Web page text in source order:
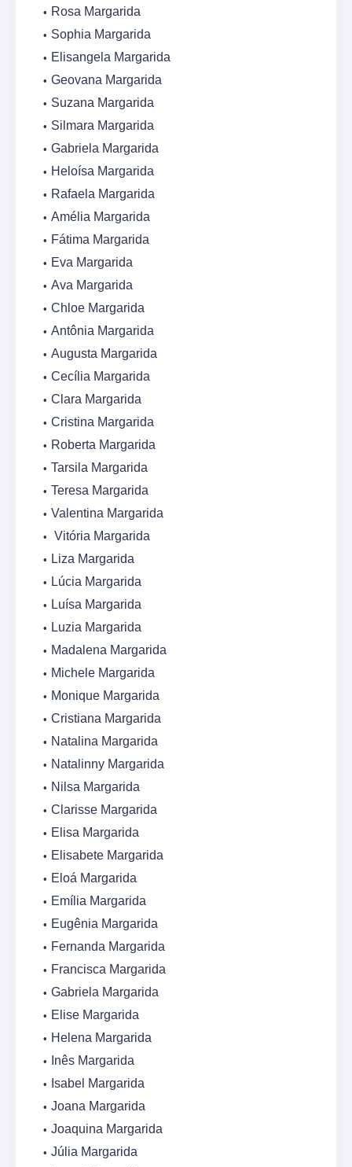
Rosa Margarida
Sophia Margarida
Elisangela Margarida
Geovana Margarida
Suzana Margarida
Silmara Margarida
Gabriela Margarida
Heloísa Margarida
Rafaela Margarida
Amélia Margarida
Fátima Margarida
Eva Margarida
Ava Margarida
Chloe Margarida
Antônia Margarida
Augusta Margarida
Cecília Margarida
Clara Margarida
Cristina Margarida
Roberta Margarida
Tarsila Margarida
Teresa Margarida
Valentina Margarida
Vitória Margarida
Liza Margarida
Lúcia Margarida
Luísa Margarida
Luzia Margarida
Madalena Margarida
Michele Margarida
Monique Margarida
Cristiana Margarida
Natalina Margarida
Natalinny Margarida
Nilsa Margarida
Clarisse Margarida
Elisa Margarida
Elisabete Margarida
Eloá Margarida
Emília Margarida
Eugênia Margarida
Fernanda Margarida
Francisca Margarida
Gabriela Margarida
Elise Margarida
Helena Margarida
Inês Margarida
Isabel Margarida
Joana Margarida
Joaquina Margarida
Júlia Margarida